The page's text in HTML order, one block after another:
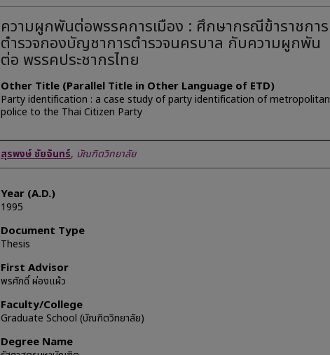
ความผูกพันต่อพรรคการเมือง : ศึกษากรณีข้าราชการ
ตำรวจกองบัญชาการตำรวจนครบาล กับความผูกพัน
ต่อ พรรคประชากรไทย
Other Title (Parallel Title in Other Language of ETD)
Party identification : a case study of party identification of metropolitan
police to the Thai Citizen Party
Author
สุรพงษ์ ชัยจันทร์, บัณฑิตวิทยาลัย
Year (A.D.)
1995
Document Type
Thesis
First Advisor
พรศักดิ์ ผ่องแผ้ว
Faculty/College
Graduate School (บัณฑิตวิทยาลัย)
Degree Name